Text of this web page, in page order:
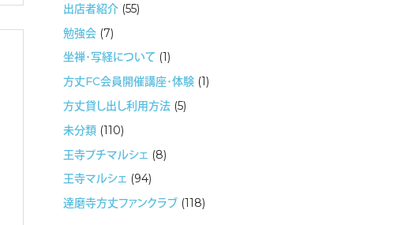
出店者紹介 (55)
勉強会 (7)
坐禅・写経について (1)
方丈FC会員開催講座・体験 (1)
方丈貸し出し利用方法 (5)
未分類 (110)
王寺プチマルシェ (8)
王寺マルシェ (94)
達磨寺方丈ファンクラブ (118)